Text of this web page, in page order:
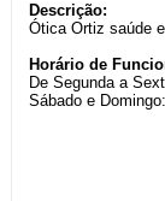
Descrição:
Ótica Ortiz saúde
Horário de
De Segunda a
Sábado e